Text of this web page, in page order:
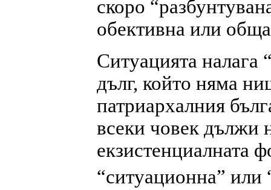
скоро
обективна или
Ситуацията налага
дълг, който няма
патриархалния
всеки човек дължи
екзистенциалната
“ситуационна” или